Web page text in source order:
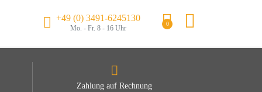
+49 (0) 3491-6245130
Mo. - Fr. 8 - 16 Uhr
0
Zahlung auf Rechnung